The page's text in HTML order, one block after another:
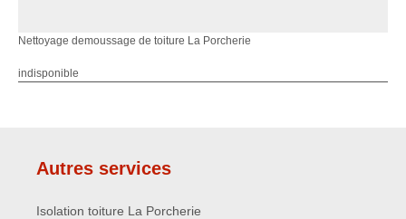
Nettoyage demoussage de toiture La Porcherie
indisponible
Autres services
Isolation toiture La Porcherie